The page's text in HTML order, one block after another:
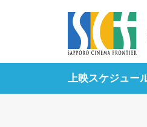
上映スケジュー